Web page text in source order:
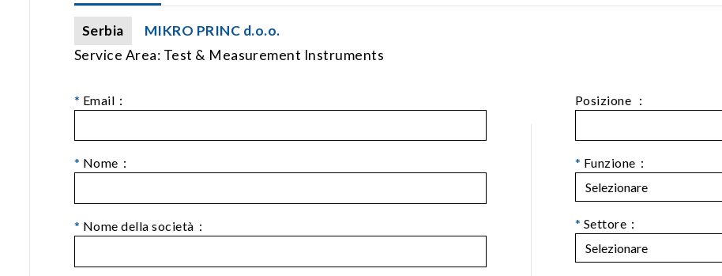
Serbia
MIKRO PRINC d.o.o.
Service Area: Test & Measurement Instruments
* Email：
* Nome：
* Nome della società：
Posizione ：
* Funzione：
* Settore：